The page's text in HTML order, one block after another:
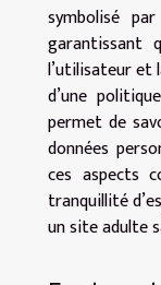
symbolisé
garantissant
l’utilisateur et
d’une
permet de
données
ces aspects
tranquillité
un site adulte